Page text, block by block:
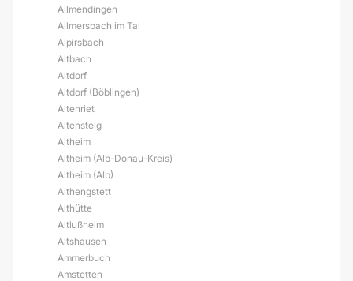
Allmendingen
Allmersbach im Tal
Alpirsbach
Altbach
Altdorf
Altdorf (Böblingen)
Altenriet
Altensteig
Altheim
Altheim (Alb-Donau-Kreis)
Altheim (Alb)
Althengstett
Althütte
Altlußheim
Altshausen
Ammerbuch
Amstetten